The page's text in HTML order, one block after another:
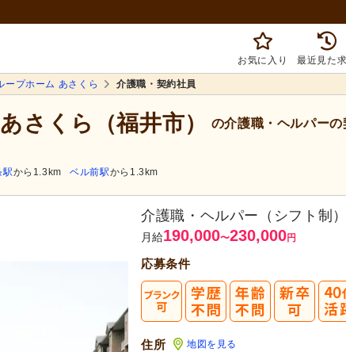
お気に入り 最近見た
ープホーム あさくら 介護職・契約社員
さくら（福井市） の介護職・ヘルパーの
駅から1.3km ベル前駅から1.3km
介護職・ヘルパー（シフト制
月給190,000〜230,000円
応募条件
住所 地図を見る